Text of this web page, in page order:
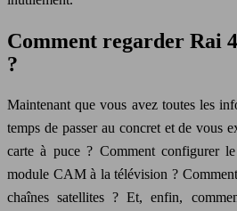
Comment regarder Rai
?
Maintenant que vous avez toutes les
temps de passer au concret et de vous
carte à puce ? Comment configurer
module CAM à la télévision ?
chaînes satellites ? Et, enfin,